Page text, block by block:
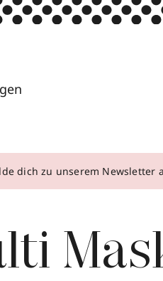
dich zu unserem Newsletter